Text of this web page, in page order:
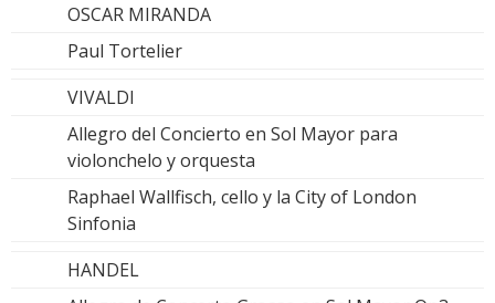
OSCAR MIRANDA
Paul Tortelier
VIVALDI
Allegro del Concierto en Sol Mayor para
violonchelo y orquesta
Raphael Wallfisch, cello y la City of London
Sinfonia
HANDEL